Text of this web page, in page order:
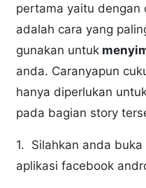
pertama yaitu dengan
adalah cara yang
gunakan untuk
anda. Caranyapun
hanya diperlukan
pada bagian story
1. Silahkan anda
aplikasi facebook